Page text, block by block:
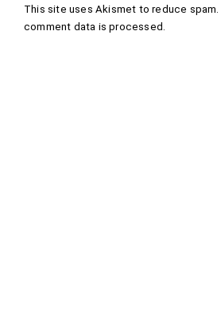
This site uses Akismet to reduce spam.
comment data is processed